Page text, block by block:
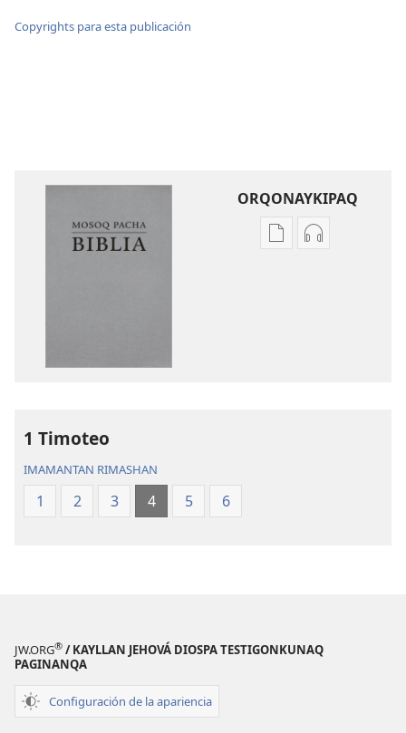
Copyrights para esta publicación
ORQONAYKIPAQ
Kaypi Kaypin
1 Timoteo
IMAMANTAN RIMASHAN
1 2 3 4 5 6
JW.ORG® / KAYLLAN JEHOVÁ DIOSPA TESTIGONKUNAQ
PAGINANQA
Configuración de la apariencia